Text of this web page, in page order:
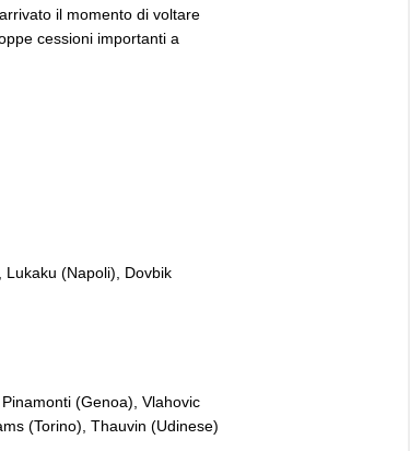
il momento di voltare
cessioni importanti a
(Napoli), Dovbik
(Genoa), Vlahovic
(Torino), Thauvin (Udinese)